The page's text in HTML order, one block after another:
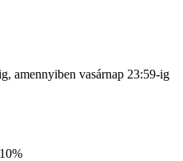
amennyiben vasárnap 23:59-ig